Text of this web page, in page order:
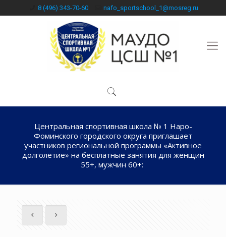
8 (496) 343-70-60 nafo_sportschool_1@mosreg.ru
Центральная спортивная школа № 1 Наро-
Фоминского городского округа приглашает
участников региональной программы «Активное
долголетие» на бесплатные занятия для женщин
55+, мужчин 60+: